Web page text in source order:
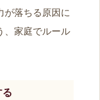
が落ちる原因に
、家庭でルール